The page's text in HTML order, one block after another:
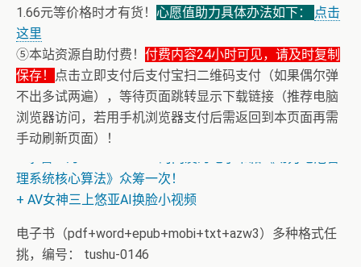
1.66元等价格时才有货！ 心愿值助力具体办法如下：
点击
这里
⑤本站资源自助付费！ 付费内容24小时可见，请及时复制
保存！
点击立即支付后支付宝扫二维码支付（如果偶尔弹
不出多试两遍），等待页面跳转显示下载链接（推荐电脑
浏览器访问，若用手机浏览器支付后需返回到本页面再需
手动刷新页面）！
+ 【真·核心技术】搜片神器+下载+在线看片神器
+ 恒星世界在暴力中诞生，也在暴力中消亡！《了解宇宙
如何运行》
理系统核心算法》众筹一次！
+ AV女神三上悠亚AI换脸小视频
电子书（pdf+word+epub+mobi+txt+azw3）多种格式任
挑，编号： tushu-0146